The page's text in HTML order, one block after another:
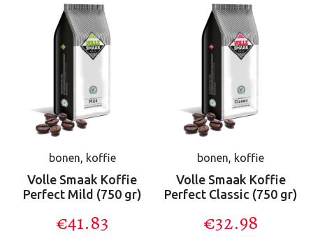
bonen, koffie
Volle Smaak Koffie
Perfect Mild (750 gr)
€41.83
bonen, koffie
Volle Smaak Koffie
Perfect Classic (750 gr)
€32.98